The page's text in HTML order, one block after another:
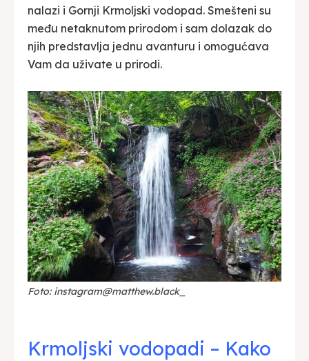
nalazi i Gornji Krmoljski vodopad. Smešteni su
među netaknutom prirodom i sam dolazak do
njih predstavlja jednu avanturu i omogućava
Vam da uživate u prirodi.
Foto: instagram@matthew.black_
Krmoljski vodopadi – Kako